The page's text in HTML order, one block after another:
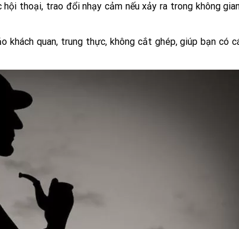
thoại, trao đổi nhạy cảm nếu xảy ra trong không
khách quan, trung thực, không cắt ghép, giúp bạn có